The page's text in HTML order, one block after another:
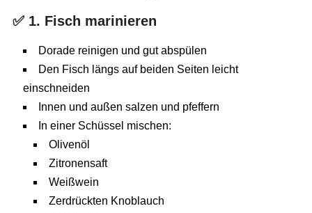
✅ 1. Fisch marinieren
Dorade reinigen und gut abspülen
Den Fisch längs auf beiden Seiten leicht
einschneiden
Innen und außen salzen und pfeffern
In einer Schüssel mischen:
Olivenöl
Zitronensaft
Weißwein
Zerdrückten Knoblauch